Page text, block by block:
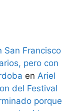
San Francisco
pero con
en Ariel
del Festival
porque